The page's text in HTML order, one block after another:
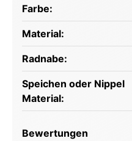
Farbe:
Material:
Radnabe:
Speichen oder Nippel
Material:
Bewertungen